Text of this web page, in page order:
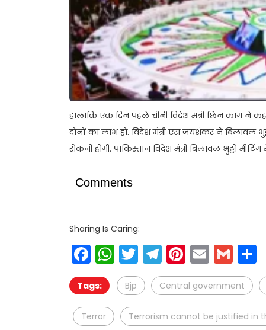
हालांकि एक दिन पहले चीनी विदेश मंत्री छिन कांग ने
दोनों का लाभ हो. विदेश मंत्री एस जयशंकर ने बिलावल
रोकनी होगी. पाकिस्तान विदेश मंत्री बिलावल भुट्टो
Comments
Sharing Is Caring:
Facebook
WhatsApp
Twitter
Telegram
Pinterest
Email
Tags: Bjp Central government
Terror Terrorism cannot be justified in